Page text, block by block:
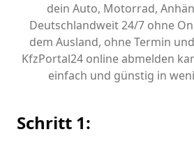
dein Auto, Motorrad,
Deutschlandweit 24/7 ohne
dem Ausland, ohne Termin
KfzPortal24 online abmelden
einfach und günstig in
Schritt 1: